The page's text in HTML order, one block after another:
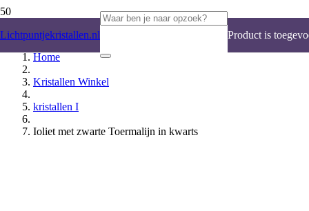
Lichtpuntjekristallen.nl Product is
Home
Kristallen Winkel
kristallen I
Ioliet met zwarte Toermalijn in kwarts